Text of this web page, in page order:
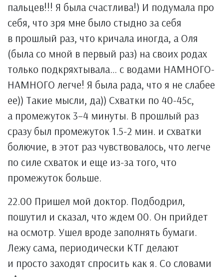
пальцев!!! Я была счастлива!) И подумала про
себя, что зря мне было стыдно за себя
в прошлый раз, что кричала иногда, а Оля
(была со мной в первый раз) на своих родах
только подкряхтывала… с водами НАМНОГО-
НАМНОГО легче! Я была рада, что я не слабее
ее)) Такие мысли, да)) Схватки по 40-45с,
а промежуток 3–4 минуты. В прошлый раз
сразу был промежуток 1.5-2 мин. и схватки
болючие, в этот раз чувствовалось, что легче
по силе схваток и еще из-за того, что
промежуток больше.
22.00 Пришел мой доктор. Подбодрил,
пошутил и сказал, что ждем 00. Он прийдет
на осмотр. Ушел вроде заполнять бумаги.
Лежу сама, периодически КТГ делают
и просто заходят спросить как я. Со словами